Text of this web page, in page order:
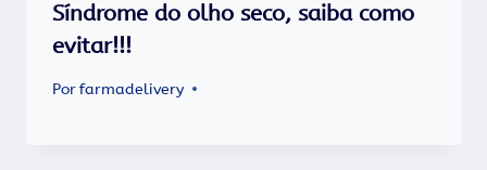
Síndrome do olho seco, saiba como
evitar!!!
Porfarmadelivery